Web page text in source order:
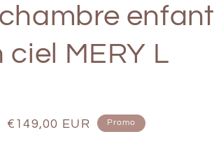
enfant
ciel MERY L
Prix
€149,00 EUR Promo